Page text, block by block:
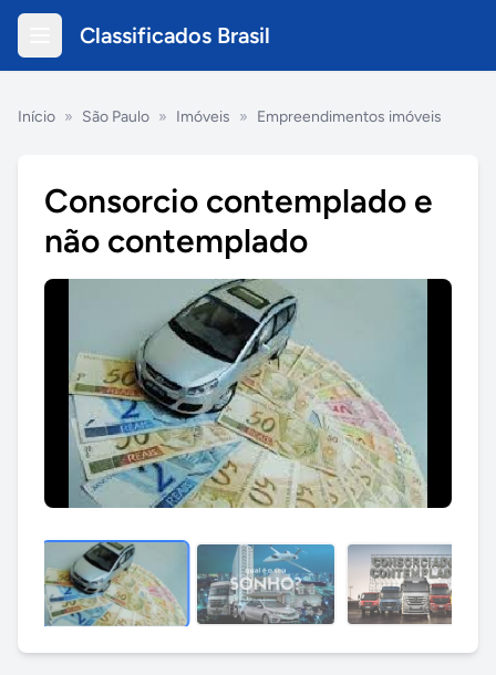
Classificados Brasil
Início » São Paulo » Imóveis » Empreendimentos imóveis
Consorcio contemplado e
não contemplado